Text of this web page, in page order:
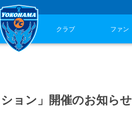
クラブ ファン
ョン」開催のお知らせ